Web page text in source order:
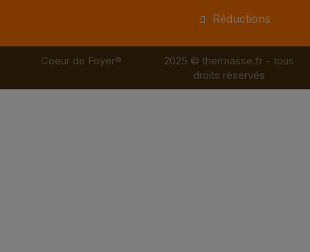
Réductions
Coeur de Foyer®
2025 © thermasse.fr - tous
droits réservés